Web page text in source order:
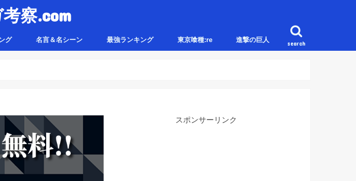
察.com
search
グ 名言＆名シーン 最強ランキング 東京喰種:re 進撃の巨人
スポンサーリンク